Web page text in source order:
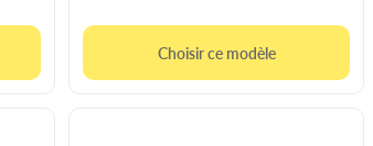
Choisir ce modèle